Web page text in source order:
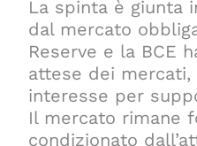
La spinta è giunta
dal mercato
Reserve e la BCE
attese dei
interesse per
Il mercato rimane
condizionato